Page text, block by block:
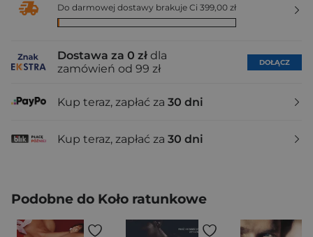
Do darmowej dostawy brakuje Ci 399,00 zł
Dostawa za 0 zł dla
zamówień od 99 zł
DOŁĄCZ
Kup teraz, zapłać za 30 dni
Kup teraz, zapłać za 30 dni
Podobne do Koło ratunkowe